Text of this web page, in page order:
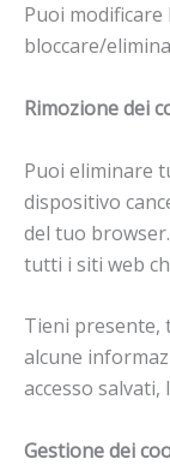
Puoi
bloccare/
Rimozione dei
Puoi eliminare
dispositivo
del tuo
tutti i siti web
Tieni presente,
alcune
accesso
Gestione dei